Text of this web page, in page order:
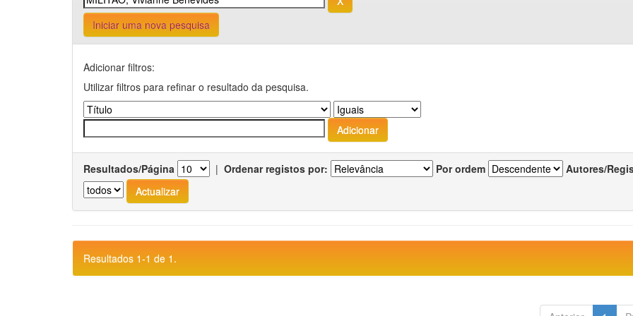
Iniciar uma nova pesquisa
Adicionar filtros:
Utilizar filtros para refinar o resultado da pesquisa.
Resultados/Página | Ordenar registos por: Por ordem Autores/
Resultados 1-1 de 1.